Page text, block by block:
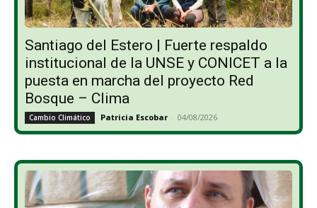
Santiago del Estero | Fuerte respaldo
institucional de la UNSE y CONICET a la
puesta en marcha del proyecto Red
Bosque – Clima
Cambio Climático Patricia Escobar - 04/08/2026